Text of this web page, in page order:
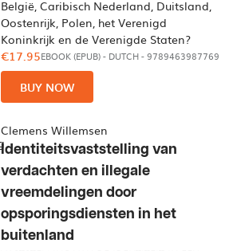
België, Caribisch Nederland, Duitsland,
Oostenrijk, Polen, het Verenigd
Koninkrijk en de Verenigde Staten?
€17.95EBOOK (EPUB)- DUTCH- 9789463987769
BUY NOW
Clemens Willemsen
Identiteitsvaststelling van
verdachten en illegale
vreemdelingen door
opsporingsdiensten in het
buitenland